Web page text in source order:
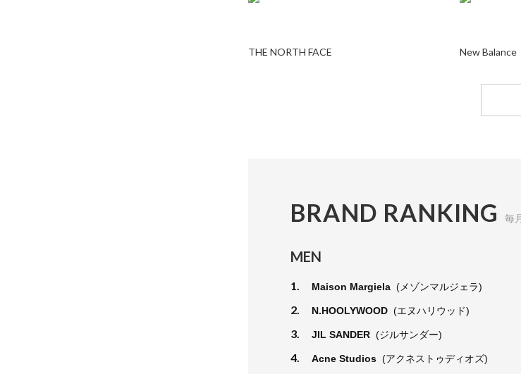
THE NORTH FACE New Balance
BRAND RANKING 毎
MEN
1. Maison Margiela (メゾンマルジェラ)
2. N.HOOLYWOOD (エヌハリウッド)
3. JIL SANDER (ジルサンダー)
4. Acne Studios (アクネストゥディオズ)